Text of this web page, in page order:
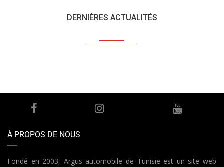
DERNIÈRES ACTUALITÉS
À PROPOS DE NOUS
Fondé en 2003, Argus automobile de Tunisie est un site web